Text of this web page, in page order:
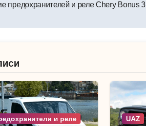
предохранителей и реле Chery Bonus 3
и реле UAZ